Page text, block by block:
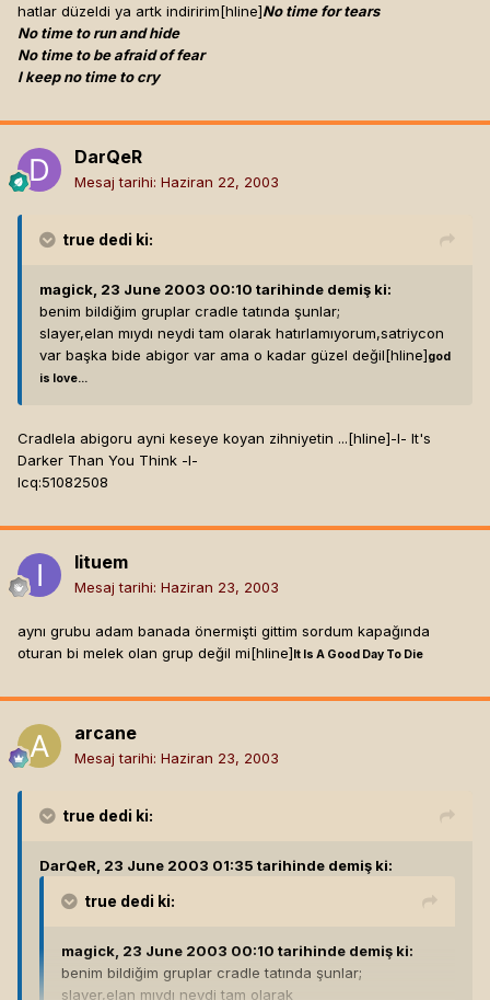
hatlar düzeldi ya artk indiririm[hline]No time for tears
No time to run and hide
No time to be afraid of fear
I keep no time to cry
DarQeR
Mesaj tarihi: Haziran 22, 2003
true dedi ki:
magick, 23 June 2003 00:10 tarihinde demiş ki:
benim bildiğim gruplar cradle tatında şunlar;
slayer,elan mıydı neydi tam olarak hatırlamıyorum,satriycon
var başka bide abigor var ama o kadar güzel değil[hline]god
is love...
Cradlela abigoru ayni keseye koyan zihniyetin ...[hline]-l- It's
Darker Than You Think -l-
Icq:51082508
Iituem
Mesaj tarihi: Haziran 23, 2003
aynı grubu adam banada önermişti gittim sordum kapağında
oturan bi melek olan grup değil mi[hline] It Is A Good Day To Die
arcane
Mesaj tarihi: Haziran 23, 2003
true dedi ki:
DarQeR, 23 June 2003 01:35 tarihinde demiş ki:
true dedi ki:
magick, 23 June 2003 00:10 tarihinde demiş ki:
benim bildiğim gruplar cradle tatında şunlar;
slayer,elan mıydı neydi tam olarak